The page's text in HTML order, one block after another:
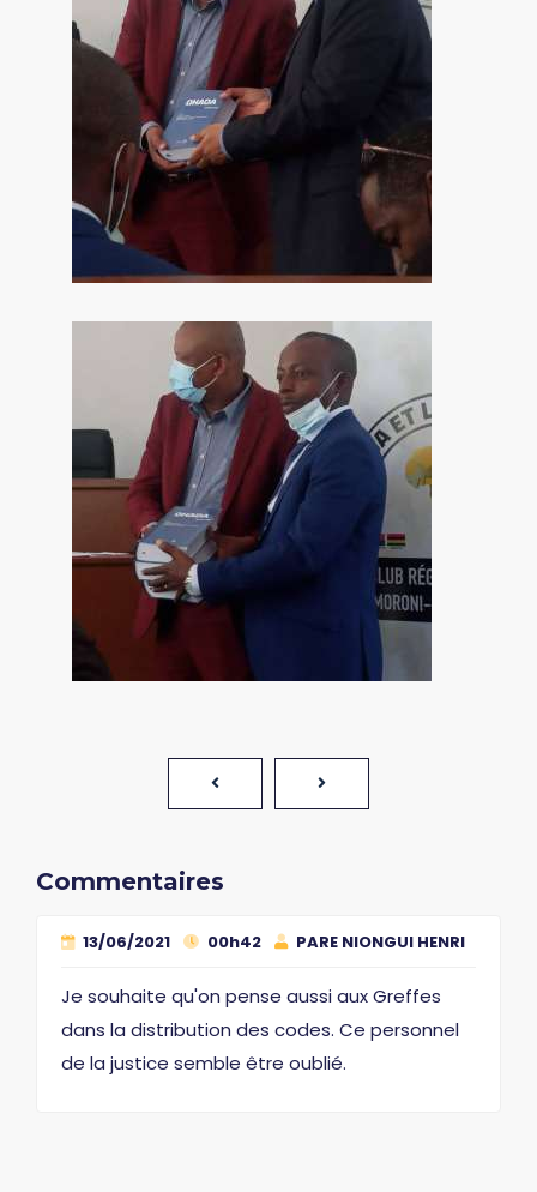
Commentaires
13/06/2021 00h42 PARE NIONGUI HENRI
Je souhaite qu'on pense aussi aux Greffes
dans la distribution des codes. Ce personnel
de la justice semble être oublié.